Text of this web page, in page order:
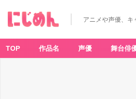
アニメや声優、キ
TOP 作品名 声優 舞台俳